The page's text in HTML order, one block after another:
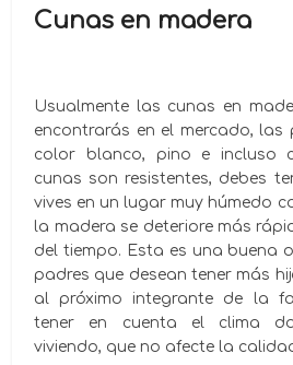
Cunas en madera
Usualmente las cunas en
encontrarás en el mercado, las
color blanco, pino e incluso
cunas son resistentes, debes
vives en un lugar muy húmedo
la madera se deteriore más
del tiempo. Esta es una buena
padres que desean tener más
al próximo integrante de la
tener en cuenta el clima
viviendo, que no afecte la